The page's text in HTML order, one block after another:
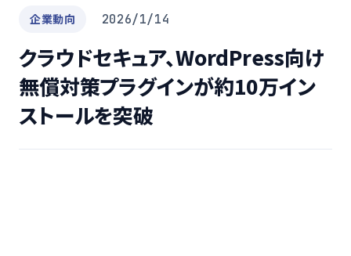
企業動向 2026/1/14
クラウドセキュア、WordPress向け
無償対策プラグインが約10万イン
ストールを突破